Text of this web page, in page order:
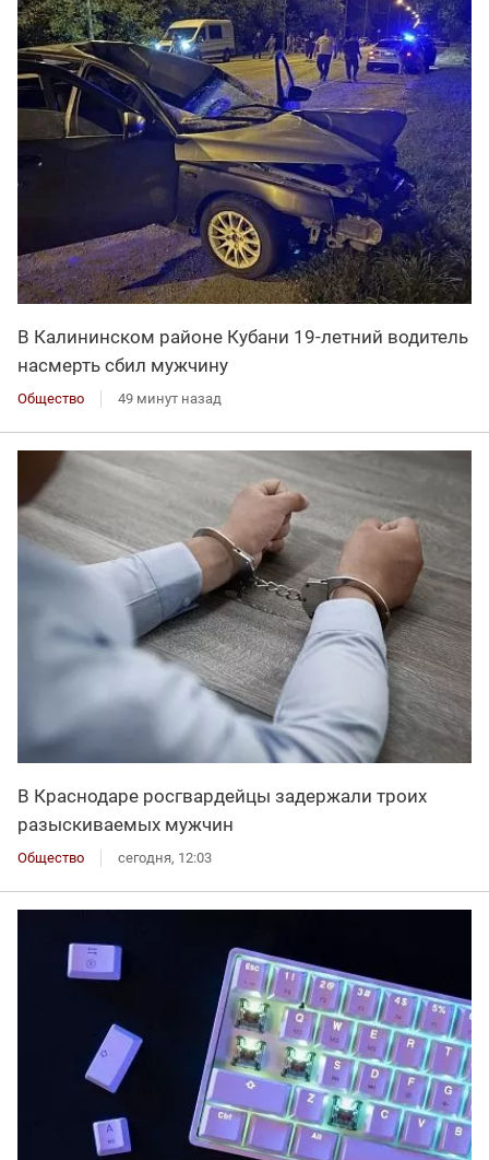
В Калининском районе Кубани 19-летний водитель
насмерть сбил мужчину
Общество 49 минут назад
В Краснодаре росгвардейцы задержали троих
разыскиваемых мужчин
Общество сегодня, 12:03